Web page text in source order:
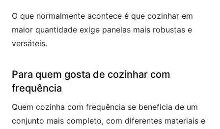
O que normalmente acontece é que cozinhar em
maior quantidade exige panelas mais robustas e
versáteis.
Para quem gosta de cozinhar com
frequência
Quem cozinha com frequência se beneficia de um
conjunto mais completo, com diferentes materiais e